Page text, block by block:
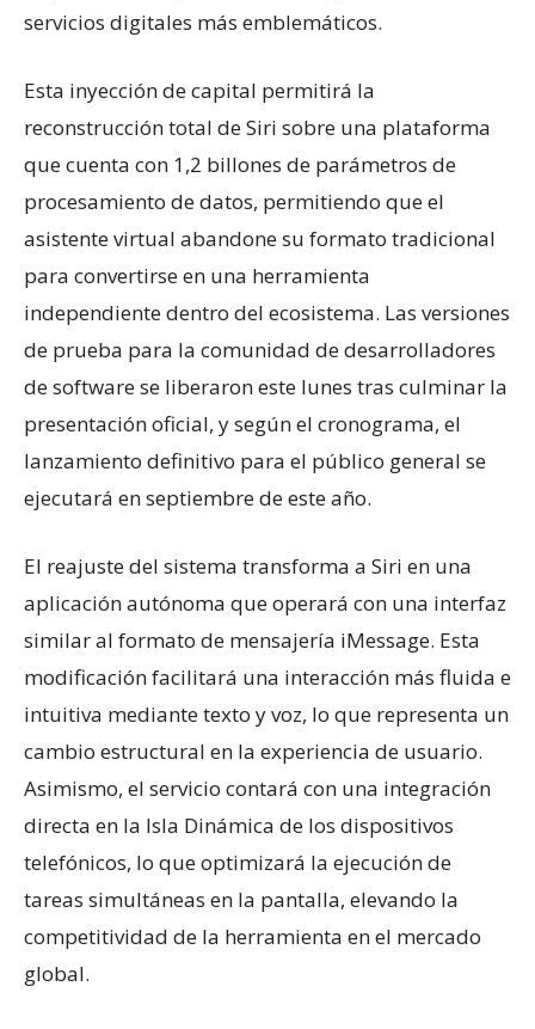
servicios digitales más emblemáticos.
​Esta inyección de capital permitirá la
reconstrucción total de Siri sobre una plataforma
que cuenta con 1,2 billones de parámetros de
procesamiento de datos, permitiendo que el
asistente virtual abandone su formato tradicional
para convertirse en una herramienta
independiente dentro del ecosistema. Las versiones
de prueba para la comunidad de desarrolladores
de software se liberaron este lunes tras culminar la
presentación oficial, y según el cronograma, el
lanzamiento definitivo para el público general se
ejecutará en septiembre de este año.
​El reajuste del sistema transforma a Siri en una
aplicación autónoma que operará con una interfaz
similar al formato de mensajería iMessage. Esta
modificación facilitará una interacción más fluida e
intuitiva mediante texto y voz, lo que representa un
cambio estructural en la experiencia de usuario.
Asimismo, el servicio contará con una integración
directa en la Isla Dinámica de los dispositivos
telefónicos, lo que optimizará la ejecución de
tareas simultáneas en la pantalla, elevando la
competitividad de la herramienta en el mercado
global.